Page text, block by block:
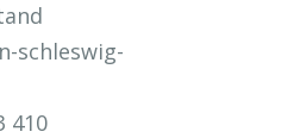
schleswig-
410